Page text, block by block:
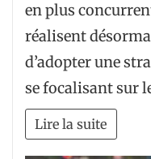
en plus
réalisent
d’adopter une
se focalisant sur
Lire la suite